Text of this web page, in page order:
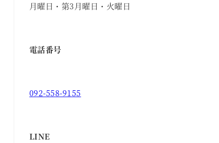
月曜日・第3月曜日・火曜日
電話番号
092-558-9155
LINE